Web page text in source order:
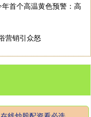
首个高温黄色预警：高
营销引众怒